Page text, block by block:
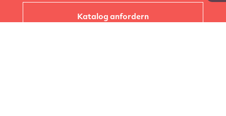
Katalog anfordern